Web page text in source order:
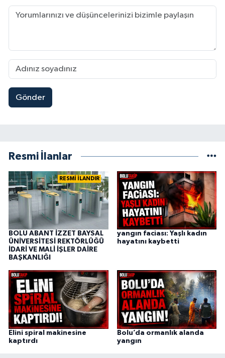
Gönder
Resmi İlanlar
RESMİ İLANDIR
BOLU ABANT İZZET BAYSAL
ÜNİVERSİTESİ REKTÖRLÜĞÜ
İDARİ VE MALİ İŞLER DAİRE
BAŞKANLIĞI
yangın faciası: Yaşlı kadın
hayatını kaybetti
Elini spiral makinesine
kaptırdı
Bolu’da ormanlık alanda
yangın